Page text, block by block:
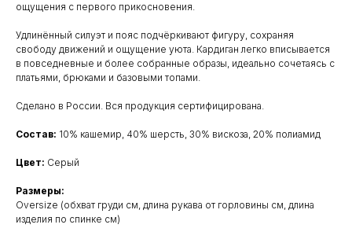
ощущения с первого прикосновения.
Удлинённый силуэт и пояс подчёркивают фигуру, сохраняя
свободу движений и ощущение уюта. Кардиган легко вписывается
в повседневные и более собранные образы, идеально сочетаясь с
платьями, брюками и базовыми топами.
Сделано в России. Вся продукция сертифицирована.
Состав: 10% кашемир, 40% шерсть, 30% вискоза, 20% полиамид
Цвет: Серый
Размеры:
Oversize (обхват груди см, длина рукава от горловины см, длина
изделия по спинке см)